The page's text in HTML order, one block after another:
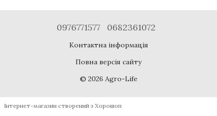
0976771577 0682361072
Контактна інформація
Повна версія сайту
© 2026 Agro-Life
Інтернет-магазин створений з Хорошоп